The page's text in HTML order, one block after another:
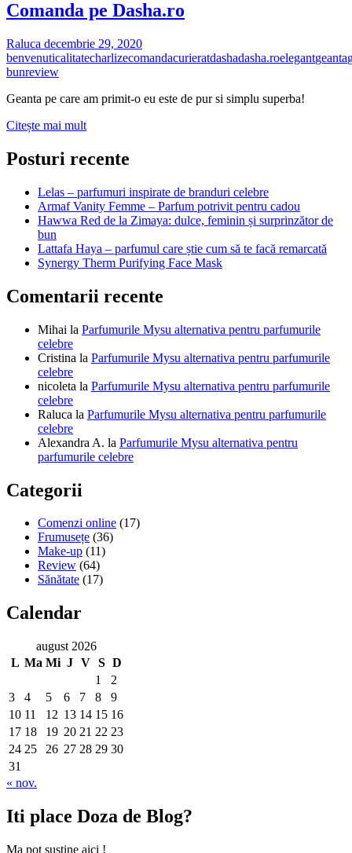
Comanda pe Dasha.ro
Raluca decembrie 29, 2020
benvenuticalitatecharlizecomandacurieratdashadasha.roelegantgeanta
bunreview
Geanta pe care am primit-o eu este de pur si simplu superba!
Citește mai multComanda
Dasha.ro
Posturi recente
Lelas – parfumuri inspirate de branduri celebre
Armaf Vanity Femme – Parfum potrivit pentru cadou
Hawwa Red de la Zimaya: dulce, feminin și surprinzător de
bun
Lattafa Haya – parfumul care știe cum să te facă remarcată
Synergy Therm Purifying Face Mask
Comentarii recente
Mihai la Parfumurile Mysu alternativa pentru parfumurile
celebre
Cristina la Parfumurile Mysu alternativa pentru parfumurile
celebre
nicoleta la Parfumurile Mysu alternativa pentru parfumurile
celebre
Raluca la Parfumurile Mysu alternativa pentru parfumurile
celebre
Alexandra A. la Parfumurile Mysu alternativa pentru
parfumurile celebre
Categorii
Comenzi online (17)
Frumusețe (36)
Make-up (11)
Review (64)
Sănătate (17)
Calendar
august 2026
L Ma Mi J V S D
1
2
3
4 5 6 7 8
9
10 11 12 13 14 15 16
17 18 19 20 21 22 23
24 25 26 27 28 29 30
31
« nov.
Iti place Doza de Blog?
Ma pot sustine aici !